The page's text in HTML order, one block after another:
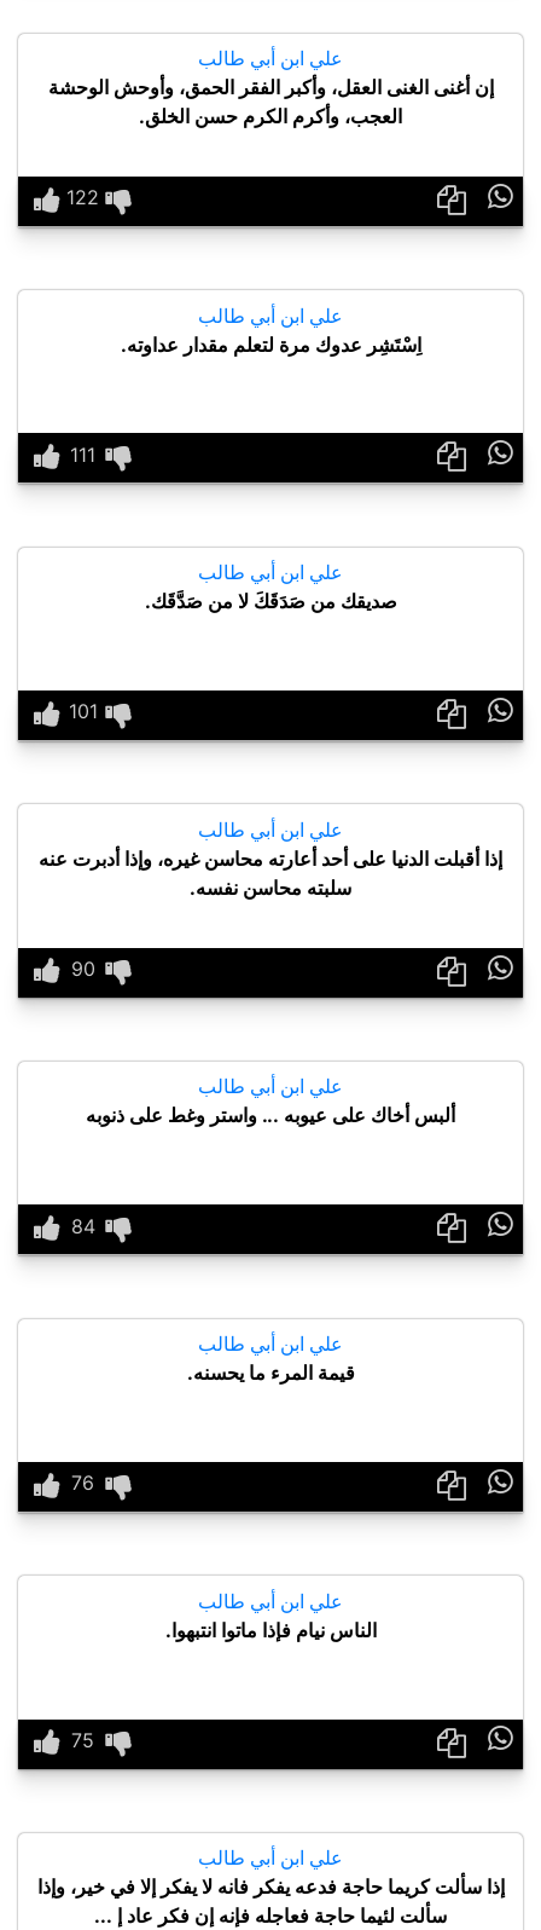
علي ابن أبي طالب
إن أغنى الغنى العقل، وأكبر الفقر الحمق، وأوحش الوحشة
العجب، وأكرم الكرم حسن الخلق.

علي ابن أبي طالب
اِسْتَشِر عدوك مرة لتعلم مقدار عداوته.

علي ابن أبي طالب
صديقك من صَدَقَكَ لا من صَدَّقَك.

علي ابن أبي طالب
إذا أقبلت الدنيا على أحد أعارته محاسن غيره، وإذا أدبرت عنه
سلبته محاسن نفسه.

علي ابن أبي طالب
ألبس أخاك على عيوبه ... واستر وغط على ذنوبه

علي ابن أبي طالب
قيمة المرء ما يحسنه.

علي ابن أبي طالب
الناس نيام فإذا ماتوا انتبهوا.

علي ابن أبي طالب
إذا سألت كريما حاجة فدعه يفكر فانه لا يفكر إلا في خير، وإذا
سألت لئيما حاجة فعاجله فإنه إن فكر عاد إ ...